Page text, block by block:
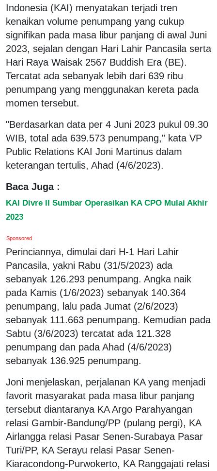
Indonesia (KAI) menyatakan terjadi tren
kenaikan volume penumpang yang cukup
signifikan pada masa libur panjang di awal Juni
2023, sejalan dengan Hari Lahir Pancasila serta
Hari Raya Waisak 2567 Buddish Era (BE).
Tercatat ada sebanyak lebih dari 639 ribu
penumpang yang menggunakan kereta pada
momen tersebut.
"Berdasarkan data per 4 Juni 2023 pukul 09.30
WIB, total ada 639.573 penumpang," kata VP
Public Relations KAI Joni Martinus dalam
keterangan tertulis, Ahad (4/6/2023).
Baca Juga :
KAI Divre II Sumbar Operasikan KA CPO Mulai Akhir
2023
Sponsored
Perinciannya, dimulai dari H-1 Hari Lahir
Pancasila, yakni Rabu (31/5/2023) ada
sebanyak 126.293 penumpang. Angka naik
pada Kamis (1/6/2023) sebanyak 140.364
penumpang, lalu pada Jumat (2/6/2023)
sebanyak 111.663 penumpang. Kemudian pada
Sabtu (3/6/2023) tercatat ada 121.328
penumpang dan pada Ahad (4/6/2023)
sebanyak 136.925 penumpang.
Joni menjelaskan, perjalanan KA yang menjadi
favorit masyarakat pada masa libur panjang
tersebut diantaranya KA Argo Parahyangan
relasi Gambir-Bandung/PP (pulang pergi), KA
Airlangga relasi Pasar Senen-Surabaya Pasar
Turi/PP, KA Serayu relasi Pasar Senen-
Kiaracondong-Purwokerto, KA Ranggajati relasi